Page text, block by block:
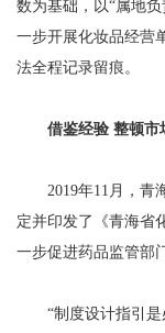
数为基础，以“属地
一步开展化妆品经营
法全程记录留痕。
借鉴经验 整顿市
2019年11月，青海
定并印发了《青海省
一步促进药品监管部
“制度设计指引是